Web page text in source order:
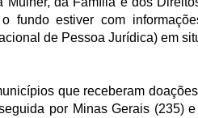
fundo estiver com
de Pessoa Jurídica) em
que receberam
por Minas Gerais (235)